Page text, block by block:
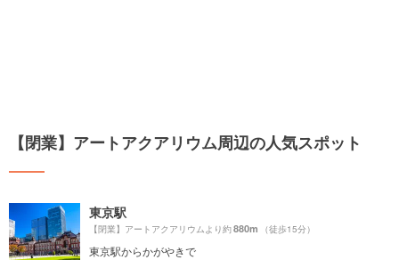
【閉業】アートアクアリウム周辺の人気スポット
東京駅
【閉業】アートアクアリウムより約880m （徒歩15分）
東京駅からかがやきで